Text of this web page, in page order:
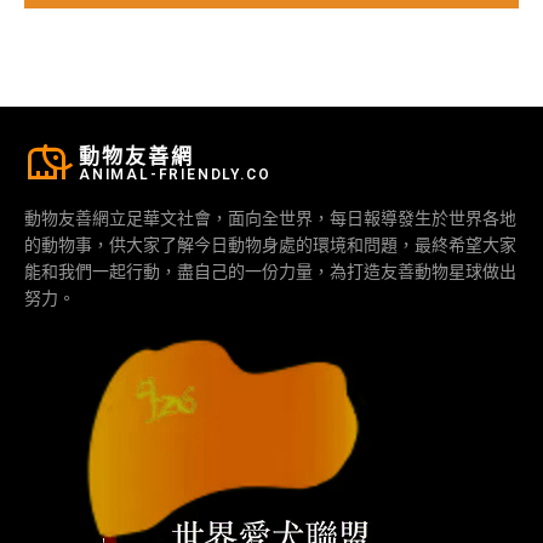
動物友善網
ANIMAL-FRIENDLY.CO
動物友善網立足華文社會，面向全世界，每日報導發生於世界各地
的動物事，供大家了解今日動物身處的環境和問題，最終希望大家
能和我們一起行動，盡自己的一份力量，為打造友善動物星球做出
努力。